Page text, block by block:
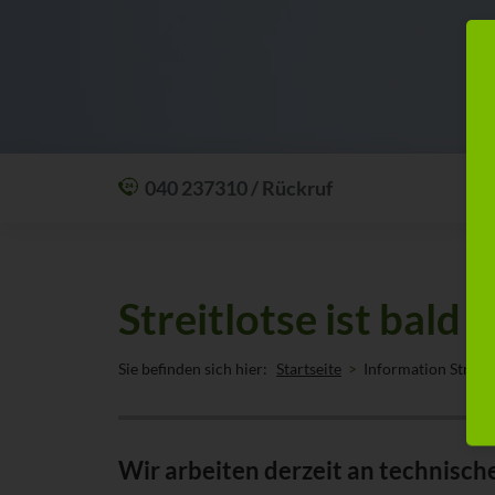
040 237310 / Rückruf
anrufen:Rückrufservice
Streitlotse ist bald
Sie befinden sich hier: Startseite Information
Wir arbeiten derzeit an